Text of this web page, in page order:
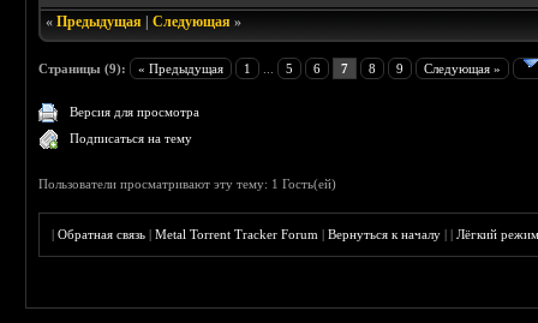
«Предыдущая |Следующая »
Страницы (9): « Предыдущая 1 5 6 7 8 9 Следующая »
Версия для просмотра
Подписаться на тему
Пользователи просматривают эту тему: 1 Гость(ей)
|Обратная связь |Metal Torrent Tracker Forum |Вернуться к началу ||Лёгкий